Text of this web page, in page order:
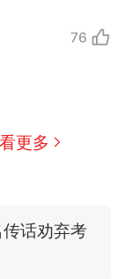
76
更多
肉大王”称
中国烹饪
现鸡枞菌
大：挖了
头休假